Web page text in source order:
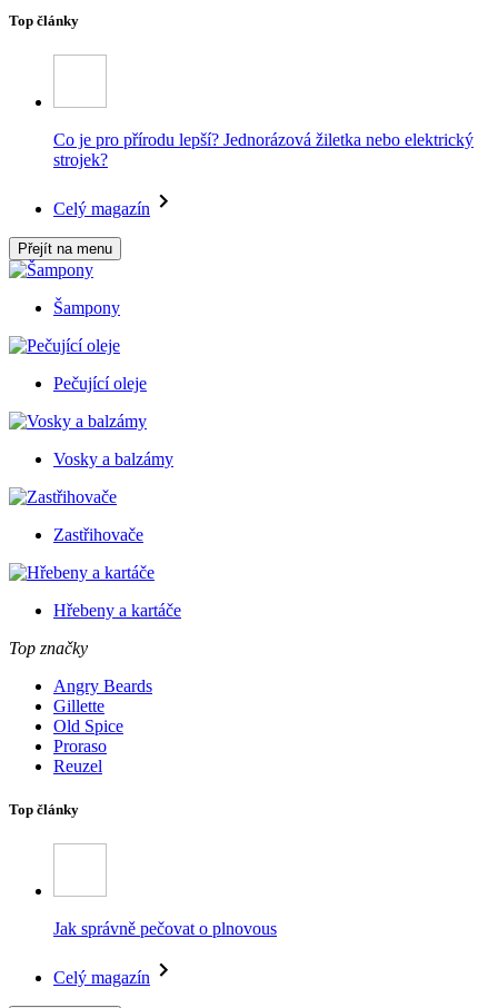
Top články
Co je pro přírodu lepší? Jednorázová žiletka nebo elektrický
strojek?
Celý magazín
Přejít na menu
Šampony
Pečující oleje
Vosky a balzámy
Zastřihovače
Hřebeny a kartáče
Top značky
Angry Beards
Gillette
Old Spice
Proraso
Reuzel
Top články
Jak správně pečovat o plnovous
Celý magazín